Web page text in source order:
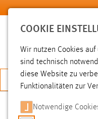
Zum Hauptinhalt springen
Hochschule Aktuelles
COOKIE
Wir nutzen Cookies
sind technisch
diese Website zu
Funktionalitäten zur
Notwendige